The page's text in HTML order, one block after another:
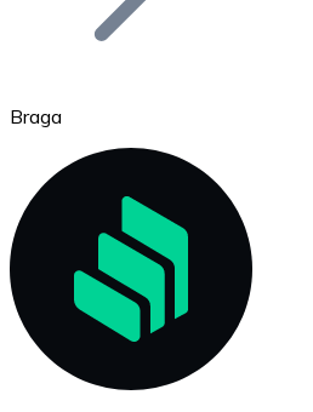
Ethereum
ETH
Braga